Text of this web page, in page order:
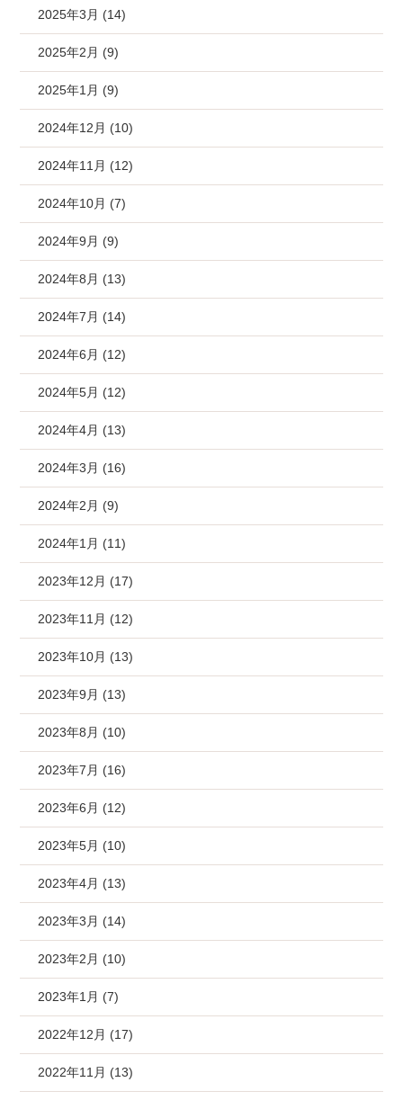
2025年3月 (14)
2025年2月 (9)
2025年1月 (9)
2024年12月 (10)
2024年11月 (12)
2024年10月 (7)
2024年9月 (9)
2024年8月 (13)
2024年7月 (14)
2024年6月 (12)
2024年5月 (12)
2024年4月 (13)
2024年3月 (16)
2024年2月 (9)
2024年1月 (11)
2023年12月 (17)
2023年11月 (12)
2023年10月 (13)
2023年9月 (13)
2023年8月 (10)
2023年7月 (16)
2023年6月 (12)
2023年5月 (10)
2023年4月 (13)
2023年3月 (14)
2023年2月 (10)
2023年1月 (7)
2022年12月 (17)
2022年11月 (13)